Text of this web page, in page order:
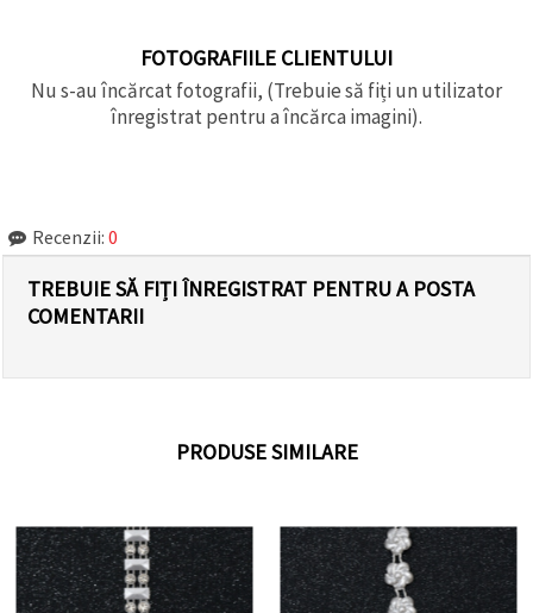
FOTOGRAFIILE CLIENTULUI
Nu s-au încărcat fotografii, (Trebuie să fiți un utilizator
înregistrat pentru a încărca imagini).
Recenzii: 0
TREBUIE SĂ FIȚI ÎNREGISTRAT PENTRU A POSTA
COMENTARII
PRODUSE SIMILARE